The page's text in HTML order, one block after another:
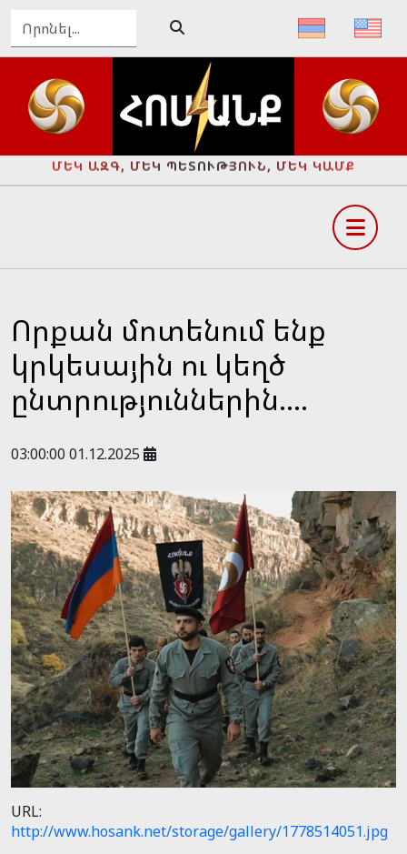
ՄԵԿ ԱԶԳ, ՄԵԿ ՊԵՏՈՒԹՅՈՒՆ, ՄԵԿ ԿԱՄՔ
Որքան մոտենում ենք
կրկեսային ու կեղծ
ընտրություններին....
03:00:00 01.12.2025
URL:
http://www.hosank.net/storage/gallery/1778514051.jpg